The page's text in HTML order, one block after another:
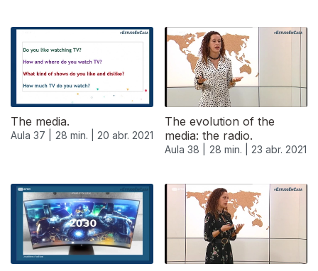
The media.
Aula 37 | 28 min. | 20 abr. 2021
The evolution of the
media: the radio.
Aula 38 | 28 min. | 23 abr. 2021